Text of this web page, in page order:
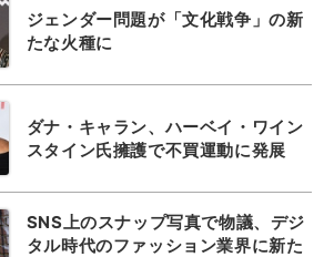
ジェンダー問題が「文化戦争」の新
たな火種に
ダナ・キャラン、ハーベイ・ワイン
スタイン氏擁護で不買運動に発展
SNS上のスナップ写真で物議、デジ
タル時代のファッション業界に新た